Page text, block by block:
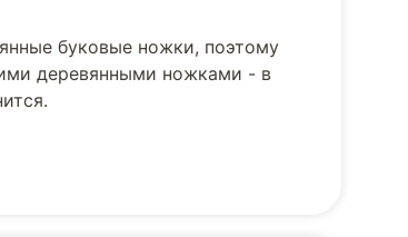
буковые ножки, поэтому
деревянными ножками - в